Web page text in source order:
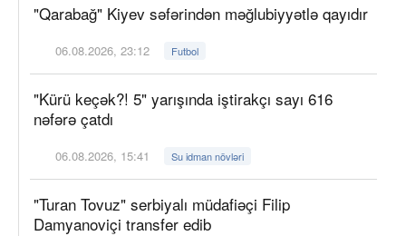
"Qarabağ" Kiyev səfərindən məğlubiyyətlə qayıdır
06.08.2026, 23:12 Futbol
"Kürü keçək?! 5" yarışında iştirakçı sayı 616
nəfərə çatdı
06.08.2026, 15:41 Su idman növləri
"Turan Tovuz" serbiyalı müdafiəçi Filip
Damyanoviçi transfer edib